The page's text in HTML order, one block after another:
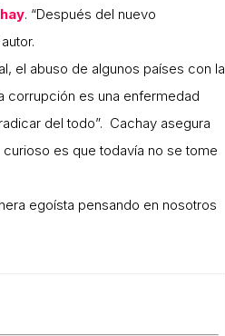
. “Después del nuevo
el abuso de algunos países con la
corrupción es una enfermedad
del todo”. Cachay asegura
es que todavía no se tome
egoísta pensando en nosotros